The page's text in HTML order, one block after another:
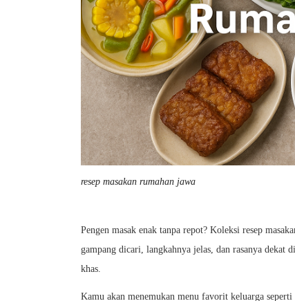
resep masakan rumahan jawa
Pengen masak enak tanpa repot? Koleksi resep
gampang dicari, langkahnya jelas, dan rasanya
khas.
Kamu akan menemukan menu favorit keluarga